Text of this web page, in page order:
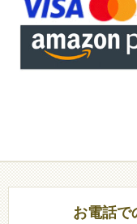
お電話で